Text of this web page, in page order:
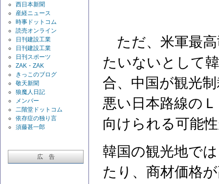
西日本新聞
産経ニュース
時事ドットコム
読売オンライン
日刊建設工業
日刊建設工業
日刊スポーツ
ZAK・ZAK
きっこのブログ
敬天新聞
狼魔人日記
メンバー
二階堂ドットコム
依存症の独り言
須藤甚一郎
広 告
ただ、米軍最高
たいないとして
合、中国が観光
悪い日本路線の
向けられる可能
韓国の観光地で
たり、商材価格